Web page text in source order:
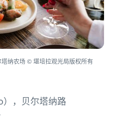
纳农场 © 堪培拉观光局版权所有
，贝尔塔纳路